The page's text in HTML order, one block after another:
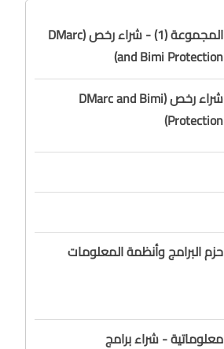
المجموعة (1) - شراء رخص (DMarc
and Bimi Protection)
شراء رخص (DMarc and Bimi
Protection)
حزم البرامج وأنظمة المعلومات
معلوماتية - شراء برامج